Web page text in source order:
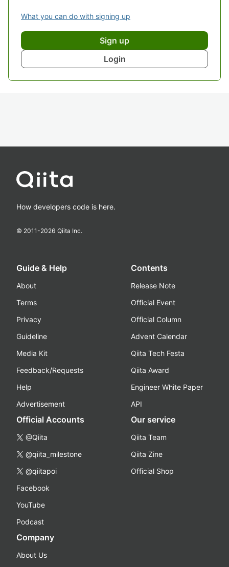
What you can do with signing up
Sign up
Login
How developers code is here.
© 2011-2026 Qiita Inc.
Guide & Help
About
Terms
Privacy
Guideline
Media Kit
Feedback/Requests
Help
Advertisement
Contents
Release Note
Official Event
Official Column
Advent Calendar
Qiita Tech Festa
Qiita Award
Engineer White Paper
API
Official Accounts
@Qiita
@qiita_milestone
@qiitapoi
Facebook
YouTube
Podcast
Our service
Qiita Team
Qiita Zine
Official Shop
Company
About Us